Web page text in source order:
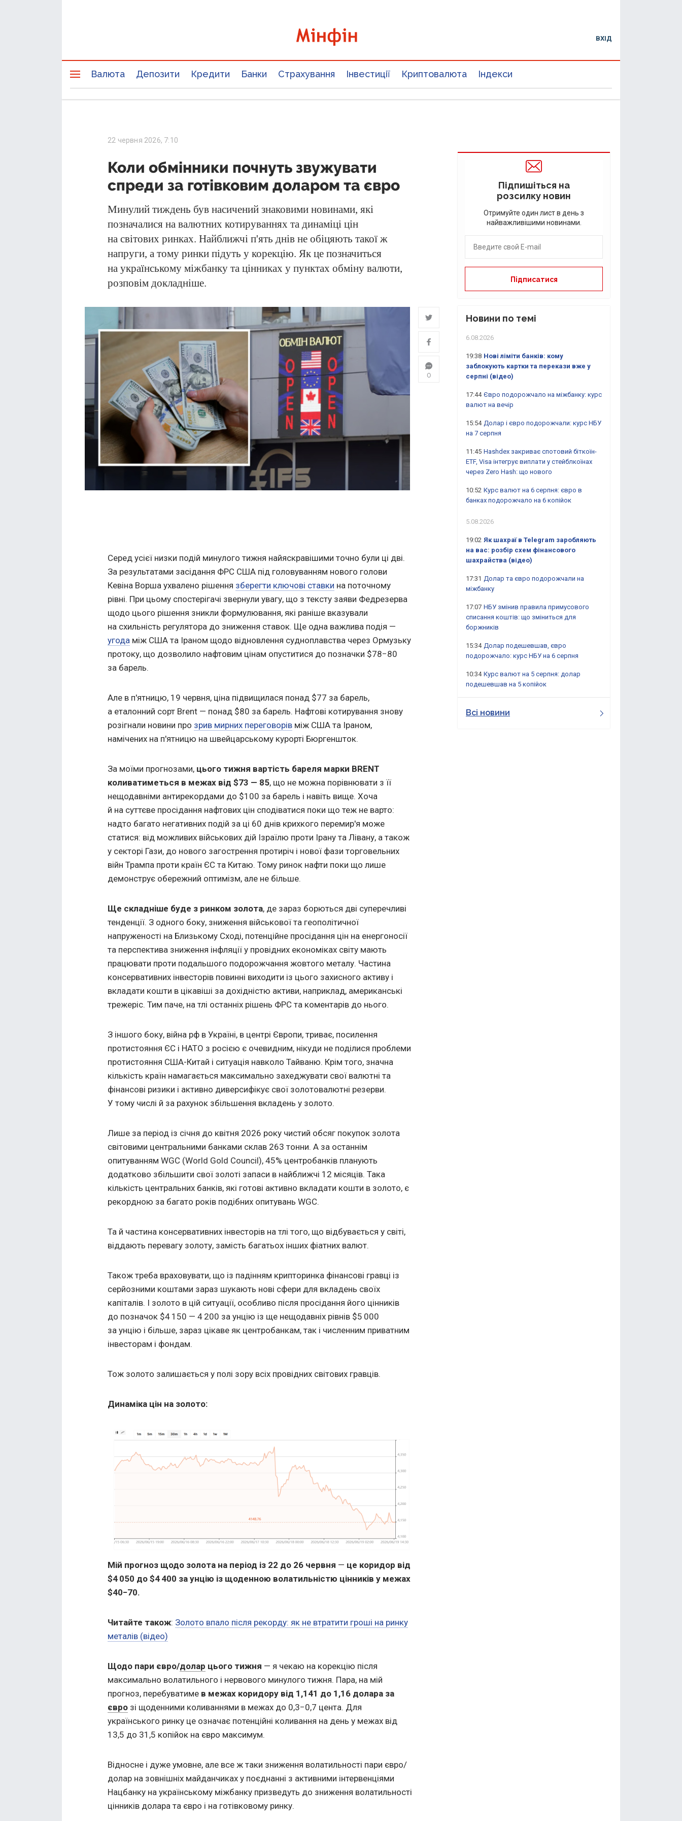
ВХІД
Валюта Депозити Кредити Банки Страхування Інвестиції Криптовалюта Індекси
22 червня 2026, 7:10
Коли обмінники почнуть звужувати
спреди за готівковим доларом та євро
Минулий тиждень був насичений знаковими новинами, які
позначалися на валютних котируваннях та динаміці цін
на світових ринках. Найближчі п'ять днів не обіцяють такої ж
напруги, а тому ринки підуть у корекцію. Як це позначиться
на українському міжбанку та цінниках у пунктах обміну валюти,
розповім докладніше.
0
Серед усієї низки подій минулого тижня найяскравішими точно були ці дві.
За результатами засідання ФРС США під головуванням нового голови
Кевіна Ворша ухвалено рішення зберегти ключові ставки на поточному
рівні. При цьому спостерігачі звернули увагу, що з тексту заяви Федрезерва
щодо цього рішення зникли формулювання, які раніше вказували
на схильність регулятора до зниження ставок. Ще одна важлива подія —
угода між США та Іраном щодо відновлення судноплавства через Ормузьку
протоку, що дозволило нафтовим цінам опуститися до позначки $78−80
за барель.
Але в п'ятницю, 19 червня, ціна підвищилася понад $77 за барель,
а еталонний сорт Brent — понад $80 за барель. Нафтові котирування знову
розігнали новини про зрив мирних переговорів між США та Іраном,
намічених на п'ятницю на швейцарському курорті Бюргеншток.
За моїми прогнозами, цього тижня вартість бареля марки BRENT
коливатиметься в межах від $73 — 85, що не можна порівнювати з її
нещодавніми антирекордами до $100 за барель і навіть вище. Хоча
й на суттєве просідання нафтових цін сподіватися поки що теж не варто:
надто багато негативних подій за ці 60 днів крихкого перемир'я може
статися: від можливих військових дій Ізраїлю проти Ірану та Лівану, а також
у секторі Гази, до нового загострення протиріч і нової фази торговельних
війн Трампа проти країн ЄС та Китаю. Тому ринок нафти поки що лише
демонструє обережний оптимізм, але не більше.
Ще складніше буде з ринком золота, де зараз борються дві суперечливі
тенденції. З одного боку, зниження військової та геополітичної
напруженості на Близькому Сході, потенційне просідання цін на енергоносії
та перспектива зниження інфляції у провідних економіках світу мають
працювати проти подальшого подорожчання жовтого металу. Частина
консервативних інвесторів повинні виходити із цього захисного активу і
вкладати кошти в цікавіші за дохідністю активи, наприклад, американські
трежеріс. Тим паче, на тлі останніх рішень ФРС та коментарів до нього.
З іншого боку, війна рф в Україні, в центрі Європи, триває, посилення
протистояння ЄС і НАТО з росією є очевидним, нікуди не поділися проблеми
протистояння США-Китай і ситуація навколо Тайваню. Крім того, значна
кількість країн намагається максимально захеджувати свої валютні та
фінансові ризики і активно диверсифікує свої золотовалютні резерви.
У тому числі й за рахунок збільшення вкладень у золото.
Лише за період із січня до квітня 2026 року чистий обсяг покупок золота
світовими центральними банками склав 263 тонни. А за останнім
опитуванням WGC (World Gold Council), 45% центробанків планують
додатково збільшити свої золоті запаси в найближчі 12 місяців. Така
кількість центральних банків, які готові активно вкладати кошти в золото, є
рекордною за багато років подібних опитувань WGC.
Та й частина консервативних інвесторів на тлі того, що відбувається у світі,
віддають перевагу золоту, замість багатьох інших фіатних валют.
Також треба враховувати, що із падінням крипторинка фінансові гравці із
серйозними коштами зараз шукають нові сфери для вкладень своїх
капіталів. І золото в цій ситуації, особливо після просідання його цінників
до позначок $4 150 — 4 200 за унцію із ще нещодавніх рівнів $5 000
за унцію і більше, зараз цікаве як центробанкам, так і численним приватним
інвесторам і фондам.
Тож золото залишається у полі зору всіх провідних світових гравців.
Динаміка цін на золото:
Мій прогноз щодо золота на період із 22 до 26 червня — це коридор від
$4 050 до $4 400 за унцію із щоденною волатильністю цінників у межах
$40−70.
Читайте також: Золото впало після рекорду: як не втратити гроші на ринку
металів (відео)
Щодо пари євро/долар цього тижня — я чекаю на корекцію після
максимально волатильного і нервового минулого тижня. Пара, на мій
прогноз, перебуватиме в межах коридору від 1,141 до 1,16 долара за
євро зі щоденними коливаннями в межах до 0,3−0,7 цента. Для
українського ринку це означає потенційні коливання на день у межах від
13,5 до 31,5 копійок на євро максимум.
Відносне і дуже умовне, але все ж таки зниження волатильності пари євро/
долар на зовнішніх майданчиках у поєднанні з активними інтервенціями
Нацбанку на українському міжбанку призведуть до зниження волатильності
цінників долара та євро і на готівковому ринку.
Підпишіться на
розсилку новин
Отримуйте один лист в день з
найважливішими новинами.
Новини по темі
6.08.2026
19:38 Нові ліміти банків: кому
заблокують картки та перекази вже у
серпні (відео)
17:44 Євро подорожчало на міжбанку: курс
валют на вечір
15:54 Долар і євро подорожчали: курс НБУ
на 7 серпня
11:45 Hashdex закриває спотовий біткоїн-
ETF, Visa інтегрує виплати у стейблкоїнах
через Zero Hash: що нового
10:52 Курс валют на 6 серпня: євро в
банках подорожчало на 6 копійок
5.08.2026
19:02 Як шахраї в Telegram заробляють
на вас: розбір схем фінансового
шахрайства (відео)
17:31 Долар та євро подорожчали на
міжбанку
17:07 НБУ змінив правила примусового
списання коштів: що зміниться для
боржників
15:34 Долар подешевшав, євро
подорожчало: курс НБУ на 6 серпня
10:34 Курс валют на 5 серпня: долар
подешевшав на 5 копійок
Всі новини